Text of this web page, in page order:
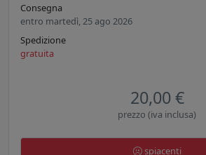
Consegna
entro martedì, 25 ago 2026
Spedizione
gratuita
20,00 €
prezzo (iva inclusa)
spiacenti